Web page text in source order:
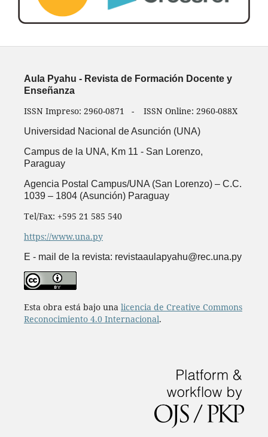
Aula Pyahu - Revista de Formación Docente y
Enseñanza
ISSN Impreso: 2960-0871 - ISSN Online: 2960-088X
Universidad Nacional de Asunción (UNA)
Campus de la UNA, Km 11 - San Lorenzo,
Paraguay
Agencia Postal Campus/UNA (San Lorenzo) – C.C.
1039 – 1804 (Asunción) Paraguay
Tel/Fax: +595 21 585 540
https://www.una.py
E - mail de la revista: revistaaulapyahu@rec.una.py
Esta obra está bajo una licencia de Creative Commons
Reconocimiento 4.0 Internacional.